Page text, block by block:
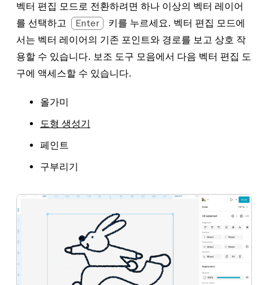
벡터 편집 모드로 전환하려면 하나 이상의 벡터 레이어
를 선택하고
Enter
키를 누르세요. 벡터 편집 모드에
서는 벡터 레이어의 기존 포인트와 경로를 보고 상호 작
용할 수 있습니다. 보조 도구 모음에서 다음 벡터 편집 도
구에 액세스할 수 있습니다.
올가미
도형 생성기
페인트
구부리기